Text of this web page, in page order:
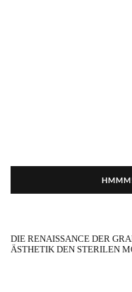
DIE RENAISSANCE DER
ÄSTHETIK DEN STERILEN